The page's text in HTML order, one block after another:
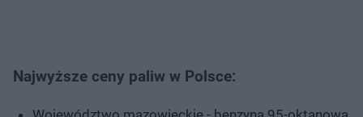
Najwyższe ceny paliw w Polsce: